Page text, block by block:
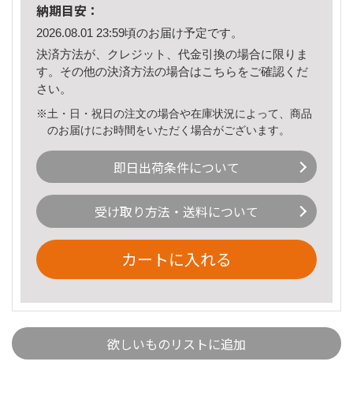
納期目安：
2026.08.01 23:59頃のお届け予定です。
決済方法が、クレジット、代金引換の場合に限りま
す。その他の決済方法の場合はこちら をご確認くだ
さい。
※土・日・祝日の注文の場合や在庫状況によって、商品
のお届けにお時間をいただく場合がございます。
即日出荷条件について
受け取り方法・送料について
カートに入れる
欲しいものリストに追加